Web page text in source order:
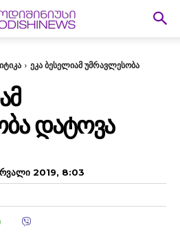
ეკა ბესელიამ უმრავლესობა
ᲓᲐᲢᲝᲕᲐ
2019, 8:03